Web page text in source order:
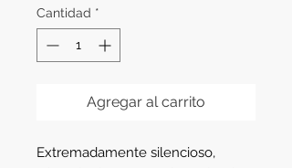
Cantidad *
Agregar al carrito
Extremadamente silencioso,